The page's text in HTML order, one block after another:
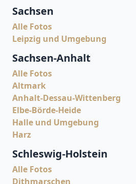
Sachsen
Alle Fotos
Leipzig und Umgebung
Sachsen-Anhalt
Alle Fotos
Altmark
Anhalt-Dessau-Wittenberg
Elbe-Börde-Heide
Halle und Umgebung
Harz
Schleswig-Holstein
Alle Fotos
Dithmarschen